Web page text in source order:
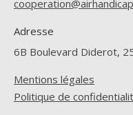
Adresse
6B Boulevard Diderot,
Mentions légales
Politique de